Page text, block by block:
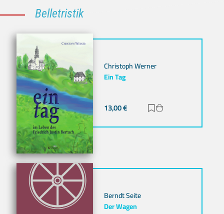
Belletristik
Christoph Werner
Ein Tag
13,00€ Zur Merkliste
Berndt Seite
Der Wagen